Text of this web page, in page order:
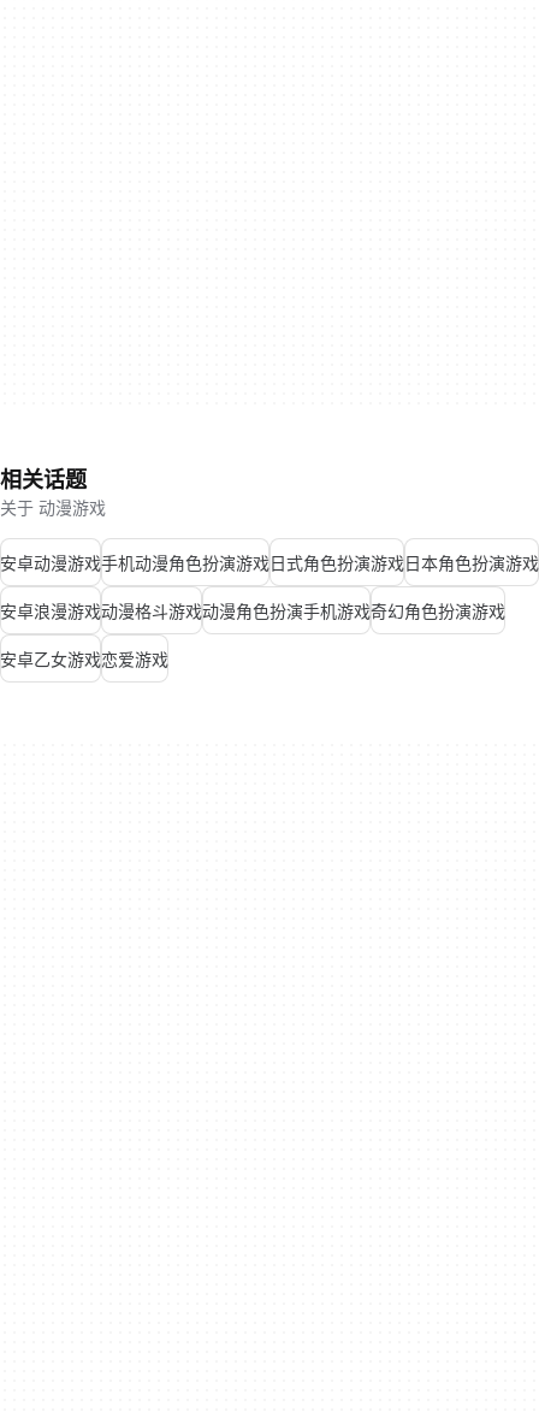
相关话题
关于 动漫游戏
安卓动漫游戏手机动漫角色扮演游戏日式角色扮演游戏日本角色扮演游戏
安卓浪漫游戏动漫格斗游戏动漫角色扮演手机游戏奇幻角色扮演游戏
安卓乙女游戏恋爱游戏